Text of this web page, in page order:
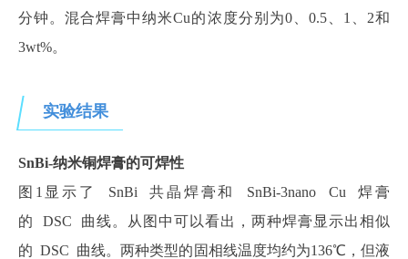
分钟。混合焊膏中纳米Cu的浓度分别为0、0.5、1、2和
3wt%。
实验结果
SnBi‑纳米铜焊膏的可焊性
图1显示了 SnBi 共晶焊膏和 SnBi‑3nano Cu 焊膏
的 DSC 曲线。从图中可以看出，两种焊膏显示出相似
的 DSC 曲线。两种类型的固相线温度均约为136℃，但液